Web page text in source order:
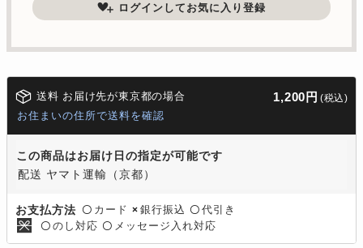
ログインしてお気に入り登録
送料 お届け先が東京都の場合 1,200円 (税込)
お住まいの住所で送料を確認
この商品はお届け日の指定が可能です
配送 ヤマト運輸（京都）
お支払方法 〇 カード × 銀行振込 〇 代引き
〇 のし対応 〇 メッセージ入れ対応